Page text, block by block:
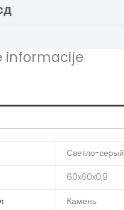
informacije
Светло-серый
60x60x0,9
Камень